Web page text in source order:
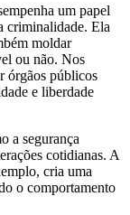
um papel
criminalidade. Ela
moldar
ou não. Nos
órgãos públicos
e liberdade
a segurança
cotidianas. A
cria uma
o comportamento